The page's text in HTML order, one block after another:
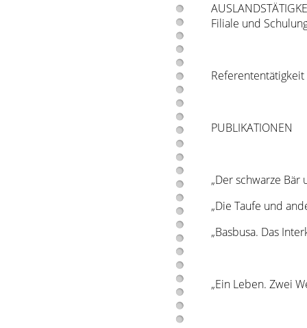
Filiale und
„Der schwarze Bär
„Die Taufe und
„Basbusa. Das
„Ein Leben. Zwei